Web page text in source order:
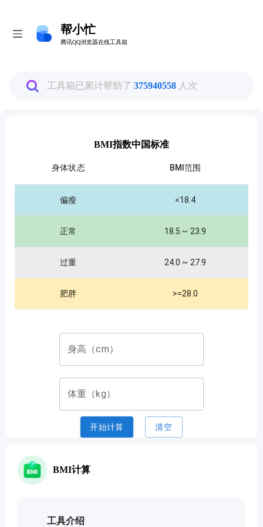
帮小忙
腾讯QQ浏览器在线工具箱
帮小忙
腾讯QQ浏览器在线工具箱
全部
生活娱乐工具
教育工具
开发工具
工具箱已累计帮助了 375940558 人次
BMI指数中国标准
身体状态 BMI范围
偏瘦 <18.4
正常 18.5 ~ 23.9
过重 24.0 ~ 27.9
肥胖 >=28.0
身高（cm）
体重（kg）
开始计算 清空
BMI计算
工具介绍